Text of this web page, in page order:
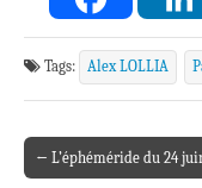
Tags: Alex LOLLIA
Post navigation
← L’éphéméride du 24